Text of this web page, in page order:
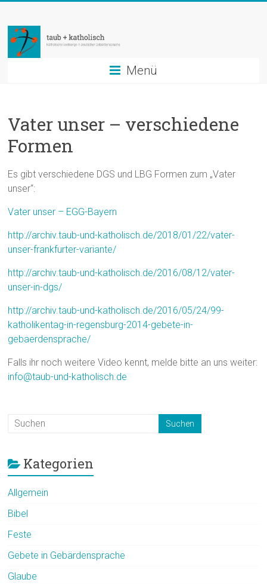
springen
taub
+
katholisch
in
Deutscher
Gebärdensprache
Menü
Vater unser – verschiedene
Formen
Es gibt verschiedene DGS und LBG Formen zum „Vater
unser“:
Vater unser – EGG-Bayern
http://archiv.taub-und-katholisch.de/2018/01/22/vater-
unser-frankfurter-variante/
http://archiv.taub-und-katholisch.de/2016/08/12/vater-
unser-in-dgs/
http://archiv.taub-und-katholisch.de/2016/05/24/99-
katholikentag-in-regensburg-2014-gebete-in-
gebaerdensprache/
Falls ihr noch weitere Video kennt, melde bitte an uns weiter:
info@taub-und-katholisch.de
Kategorien
Allgemein
Bibel
Feste
Gebete in Gebärdensprache
Glaube